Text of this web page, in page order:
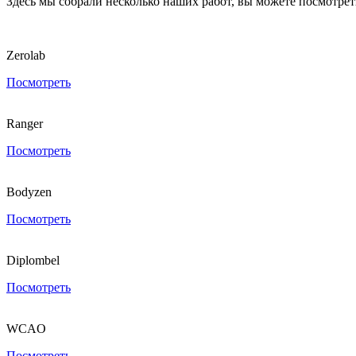
Zerolab
Посмотреть
Ranger
Посмотреть
Bodyzen
Посмотреть
Diplombel
Посмотреть
WCAO